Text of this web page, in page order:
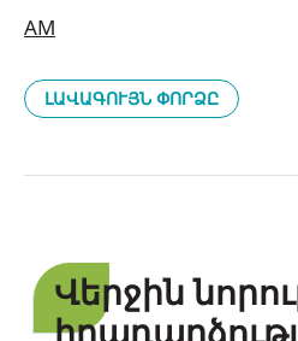
AM
ԼԱՎԱԳՈՒՅՆ ՓՈՐՁԸ
Վերջին